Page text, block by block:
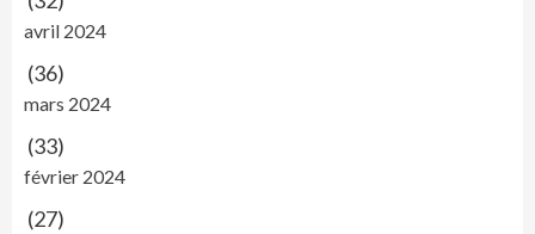
avril 2024
(36)
mars 2024
(33)
février 2024
(27)